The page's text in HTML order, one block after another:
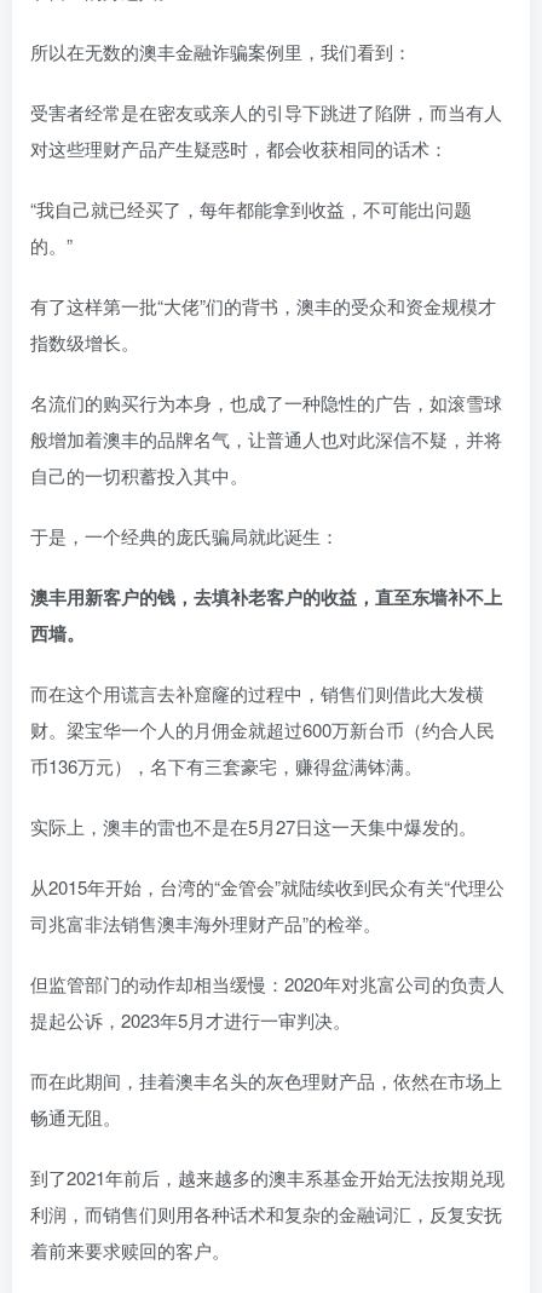
所以在无数的澳丰金融诈骗案例里，我们看到：
受害者经常是在密友或亲人的引导下跳进了陷阱，而当有人
对这些理财产品产生疑惑时，都会收获相同的话术：
“我自己就已经买了，每年都能拿到收益，不可能出问题
的。”
有了这样第一批“大佬”们的背书，澳丰的受众和资金规模才
指数级增长。
名流们的购买行为本身，也成了一种隐性的广告，如滚雪球
般增加着澳丰的品牌名气，让普通人也对此深信不疑，并将
自己的一切积蓄投入其中。
于是，一个经典的庞氏骗局就此诞生：
澳丰用新客户的钱，去填补老客户的收益，直至东墙补不上
西墙。
而在这个用谎言去补窟窿的过程中，销售们则借此大发横
财。梁宝华一个人的月佣金就超过600万新台币 （约合人民
币136万元）
，名下有三套豪宅，赚得盆满钵满。
实际上，澳丰的雷也不是在5月27日这一天集中爆发的。
从2015年开始，台湾的“金管会”就陆续收到民众有关“代理公
司兆富非法销售澳丰海外理财产品”的检举。
但监管部门的动作却相当缓慢：2020年对兆富公司的负责人
提起公诉，2023年5月才进行一审判决。
而在此期间，挂着澳丰名头的灰色理财产品，依然在市场上
畅通无阻。
到了2021年前后，越来越多的澳丰系基金开始无法按期兑现
利润，而销售们则用各种话术和复杂的金融词汇，反复安抚
着前来要求赎回的客户。